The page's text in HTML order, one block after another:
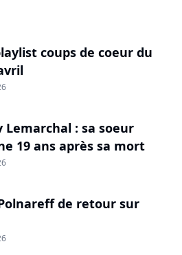
coups de coeur du
Lemarchal : sa soeur
19 ans après sa mort
de retour sur